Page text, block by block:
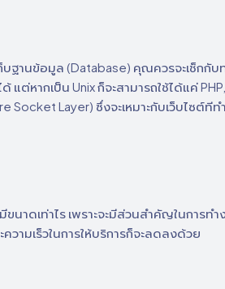
บฐานข้อมูล (Database) คุณควรจะเช็กกับ
แต่หากเป็น Unix ก็จะสามารถใช้ได้แค่
Layer) ซึ่งจะเหมาะกับเว็บไซต์ที
าดเท่าไร เพราะจะมีส่วนสำคัญในการทำ
ามเร็วในการให้บริการก็จะลดลงด้วย